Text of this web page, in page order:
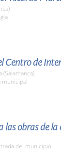
Centro de
(Salamanca)
municipal
obras de la
del municipio